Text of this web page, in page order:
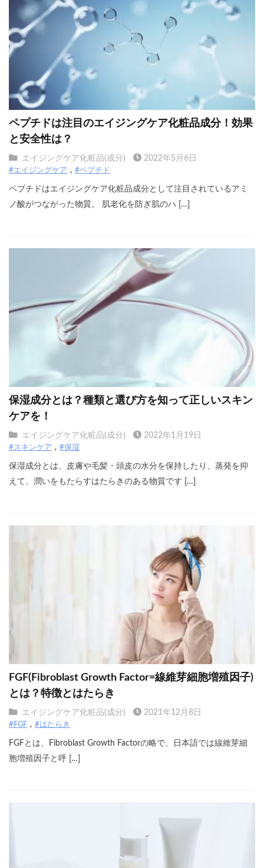
ペプチドは注目のエイジングケア化粧品成分！効果
と安全性は？
エイジングケア化粧品(成分) 2022年5月6日
#エイジングケア #ペプチド
ペプチドはエイジングケア化粧品成分として注目されているアミ
ノ酸がつながった物質。 肌老化を防ぎ肌のハ […]
保湿成分とは？種類と選び方を知って正しいスキン
ケアを！
エイジングケア化粧品(成分) 2022年1月19日
#スキンケア #保湿
保湿成分とは、皮膚や毛髪・頭皮の水分を保持したり、蒸発を抑
えて、潤いをもたらすはたらきのある物質です […]
FGF(Fibroblast Growth Factor=線維芽細胞増殖因子)
とは？特徴とはたらき
エイジングケア化粧品(成分) 2021年12月8日
#FGF #はたらき
FGFとは、Fibroblast Growth Factorの略で、日本語では線維芽細
胞増殖因子と呼 […]